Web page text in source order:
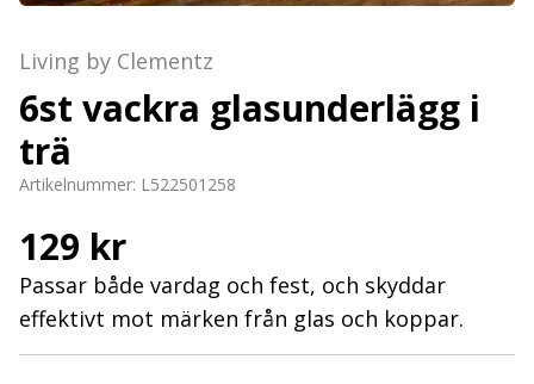
Living by Clementz
6st vackra glasunderlägg i
trä
Artikelnummer: L522501258
129 kr
Passar både vardag och fest, och skyddar
effektivt mot märken från glas och koppar.